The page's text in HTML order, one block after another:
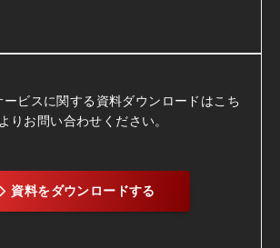
ビスに関する資料ダウンロードはこち
りお問い合わせください。
資料をダウンロードする